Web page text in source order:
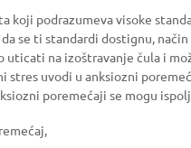
koji podrazumeva visoke
se ti standardi dostignu,
uticati na izoštravanje čula i
stres uvodi u anksiozni
poremećaji se mogu